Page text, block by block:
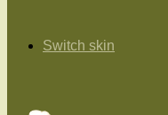
Switch skin